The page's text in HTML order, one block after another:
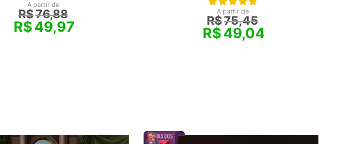
A partir de
R$76,88
R$49,97
A partir de
R$75,45
R$49,04